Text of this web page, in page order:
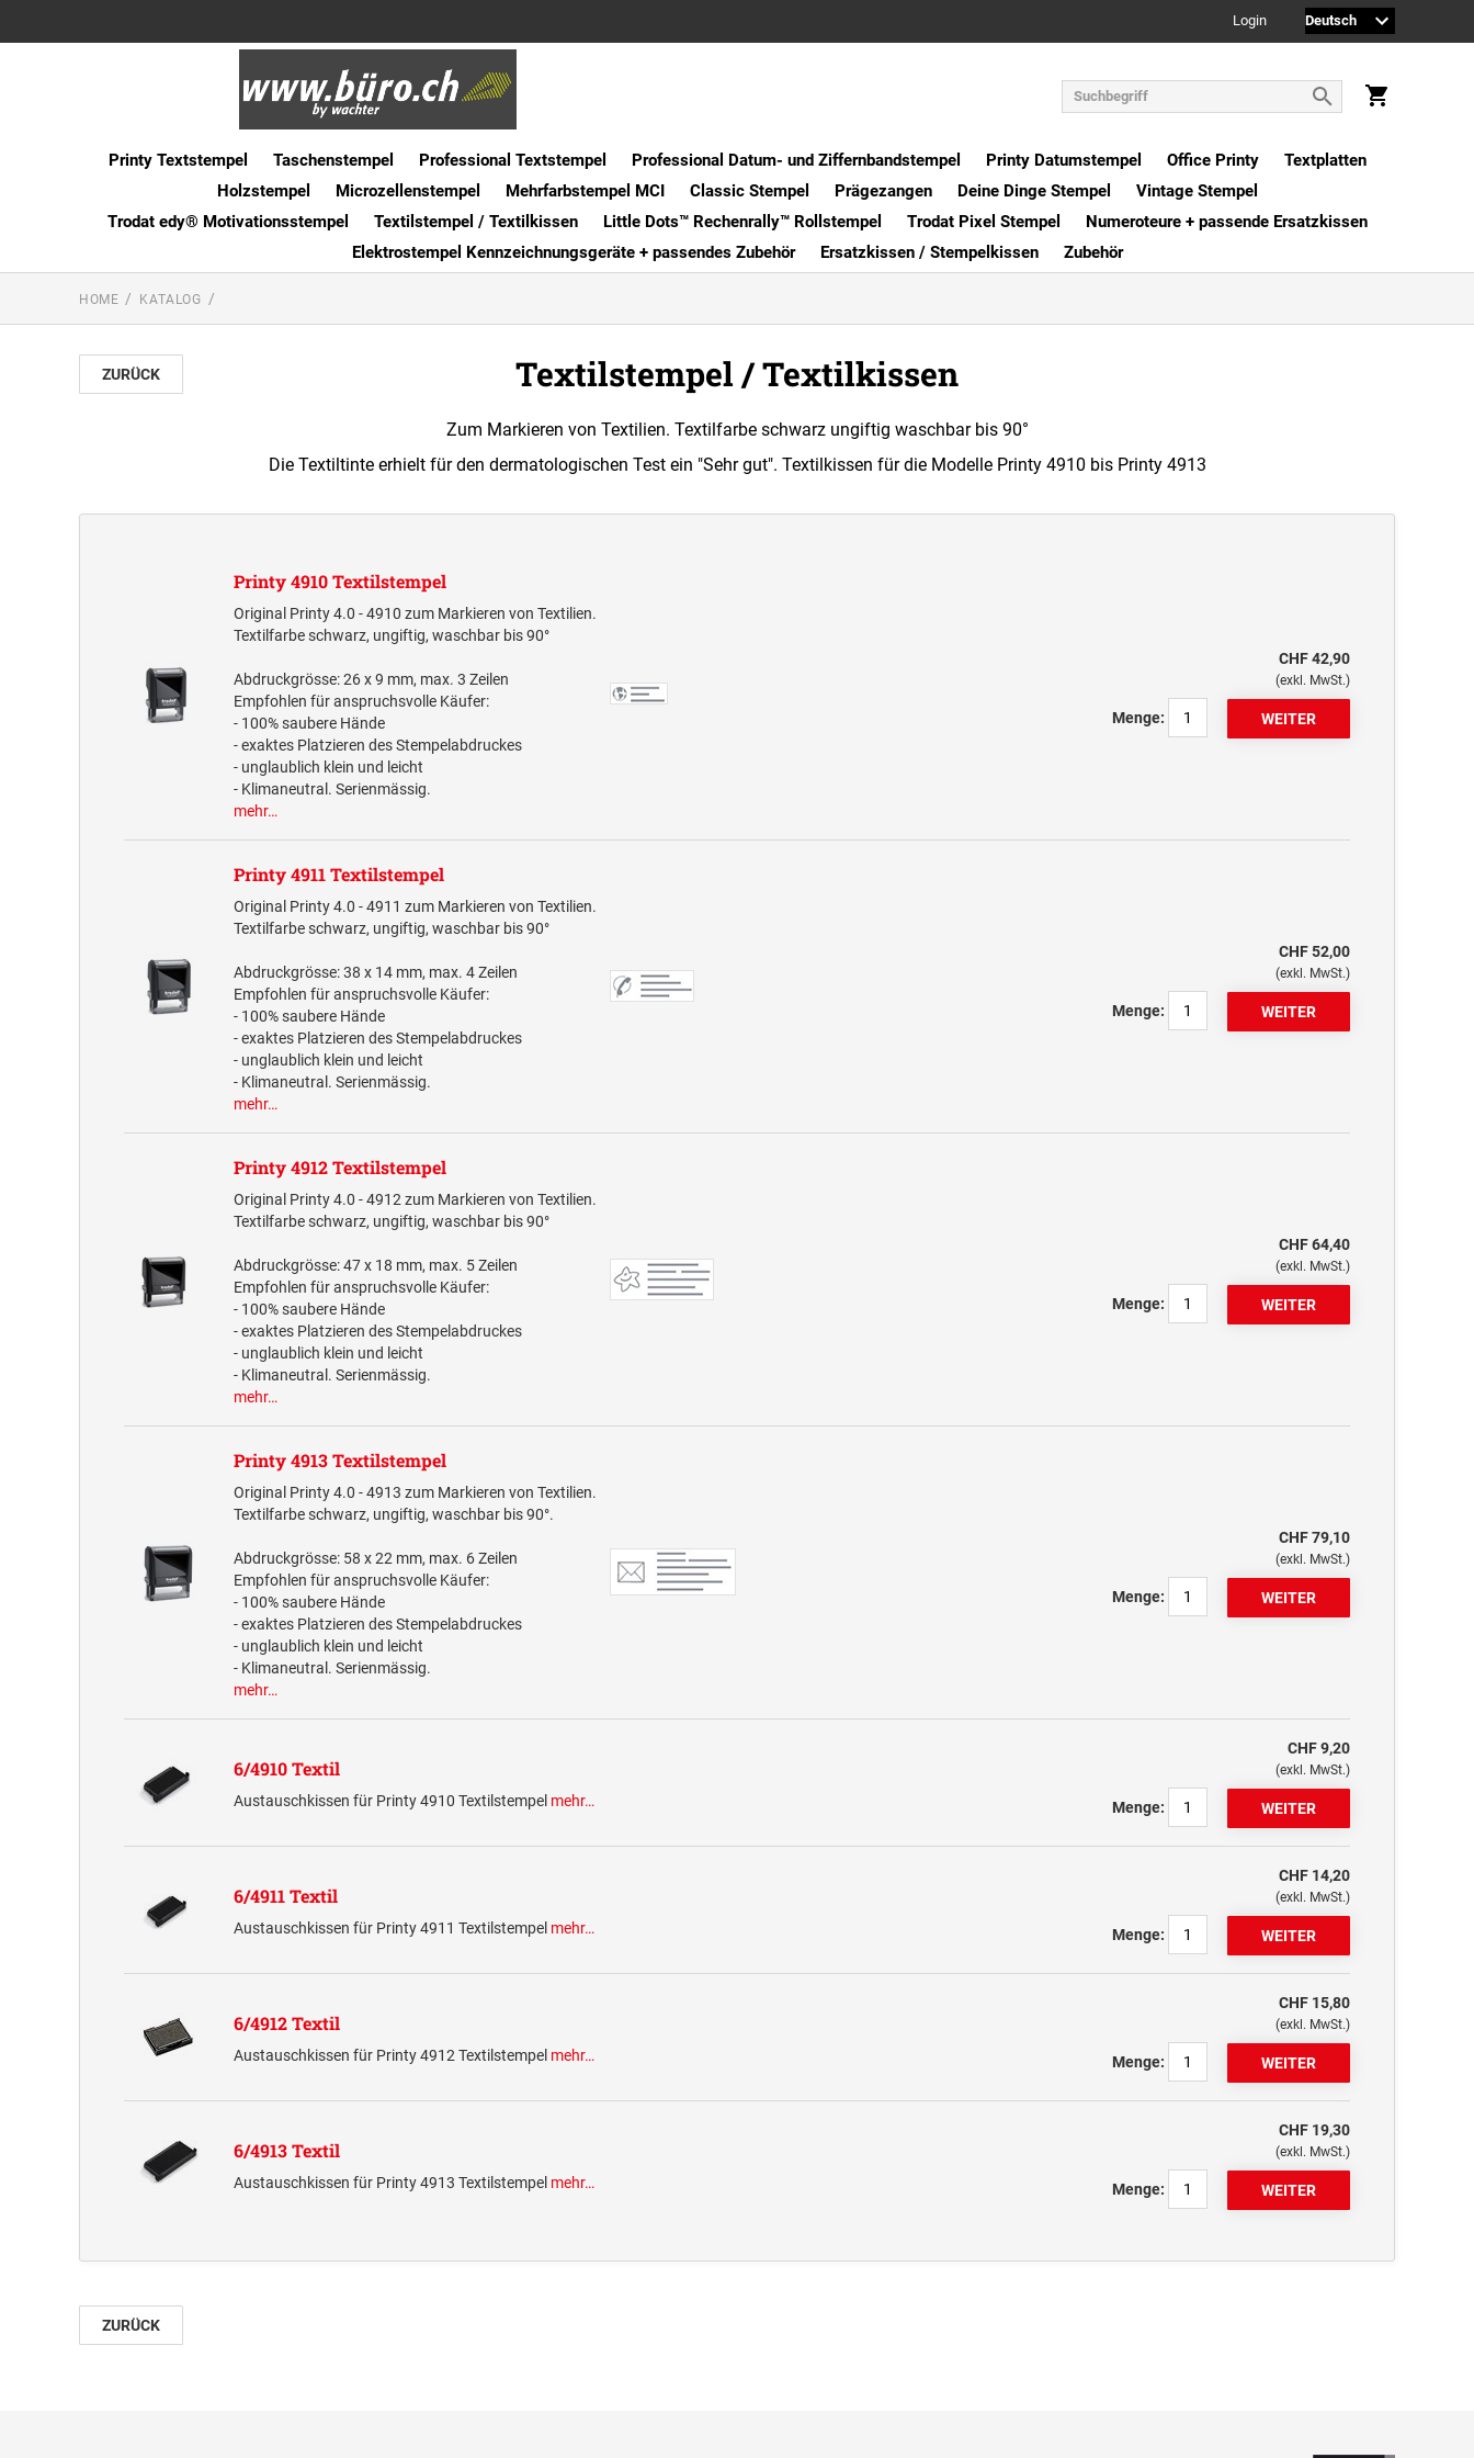
Login
Printy Textstempel Taschenstempel Professional Textstempel Professional Datum- und Ziffernbandstempel Printy Datumstempel Office Printy
Textplatten
Holzstempel
Microzellenstempel Mehrfarbstempel MCI Classic Stempel Prägezangen Deine Dinge Stempel
Vintage Stempel
Trodat edy® Motivationsstempel
Textilstempel / Textilkissen Little Dots™ Rechenrally™ Rollstempel Trodat Pixel Stempel
Numeroteure + passende Ersatzkissen
Elektrostempel Kennzeichnungsgeräte + passendes Zubehör
Ersatzkissen / Stempelkissen Zubehör
HOME KATALOG
ZURÜCK Textilstempel / Textilkissen
Zum Markieren von Textilien. Textilfarbe schwarz ungiftig waschbar bis 90°
Die Textiltinte erhielt für den dermatologischen Test ein "Sehr gut". Textilkissen für die Modelle Printy 4910 bis Printy 4913
Printy 4910 Textilstempel
Original Printy 4.0 - 4910 zum Markieren von Textilien.
Textilfarbe schwarz, ungiftig, waschbar bis 90°
Abdruckgrösse: 26 x 9 mm, max. 3 Zeilen
Empfohlen für anspruchsvolle Käufer:
- 100% saubere Hände
- exaktes Platzieren des Stempelabdruckes
- unglaublich klein und leicht
- Klimaneutral. Serienmässig.
mehr…
CHF 42,90
(exkl. MwSt.)
Menge:
Printy 4911 Textilstempel
Original Printy 4.0 - 4911 zum Markieren von Textilien.
Textilfarbe schwarz, ungiftig, waschbar bis 90°
Abdruckgrösse: 38 x 14 mm, max. 4 Zeilen
Empfohlen für anspruchsvolle Käufer:
- 100% saubere Hände
- exaktes Platzieren des Stempelabdruckes
- unglaublich klein und leicht
- Klimaneutral. Serienmässig.
mehr…
CHF 52,00
(exkl. MwSt.)
Menge:
Printy 4912 Textilstempel
Original Printy 4.0 - 4912 zum Markieren von Textilien.
Textilfarbe schwarz, ungiftig, waschbar bis 90°
Abdruckgrösse: 47 x 18 mm, max. 5 Zeilen
Empfohlen für anspruchsvolle Käufer:
- 100% saubere Hände
- exaktes Platzieren des Stempelabdruckes
- unglaublich klein und leicht
- Klimaneutral. Serienmässig.
mehr…
CHF 64,40
(exkl. MwSt.)
Menge:
Printy 4913 Textilstempel
Original Printy 4.0 - 4913 zum Markieren von Textilien.
Textilfarbe schwarz, ungiftig, waschbar bis 90°.
Abdruckgrösse: 58 x 22 mm, max. 6 Zeilen
Empfohlen für anspruchsvolle Käufer:
- 100% saubere Hände
- exaktes Platzieren des Stempelabdruckes
- unglaublich klein und leicht
- Klimaneutral. Serienmässig.
mehr…
CHF 79,10
(exkl. MwSt.)
Menge:
6/4910 Textil
Austauschkissen für Printy 4910 Textilstempel mehr…
CHF 9,20
(exkl. MwSt.)
Menge:
6/4911 Textil
Austauschkissen für Printy 4911 Textilstempel mehr…
CHF 14,20
(exkl. MwSt.)
Menge:
6/4912 Textil
Austauschkissen für Printy 4912 Textilstempel mehr…
CHF 15,80
(exkl. MwSt.)
Menge:
6/4913 Textil
Austauschkissen für Printy 4913 Textilstempel mehr…
CHF 19,30
(exkl. MwSt.)
Menge:
ZURÜCK